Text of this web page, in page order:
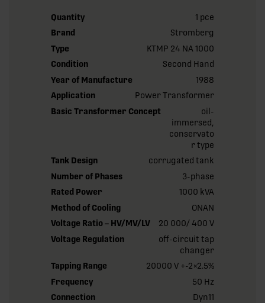
Quantity
1 pce
Brand
Stromberg
Type
KTMP 24 NA 1000
Condition
Second Hand
Year of Manufacture
1988
Application
Power Transformer
Basic Transformer Concept
oil-
immersed,
conservato
r type
Tank Design
corrugated tank
Number of Phases
3-phase
Rated Power
1000 kVA
Method of Cooling
ONAN
Voltage Ratio – HV/MV/LV
20 000/ 400 V
Voltage Regulation
off-circuit tap
changer
Tapping Range
20000 V +-2×2.5%
Frequency
50 Hz
Connection
Dyn11